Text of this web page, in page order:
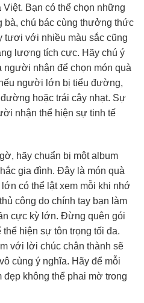
Việt. Bạn có thể chọn những
bà, chú bác cùng thưởng thức
tươi với nhiều màu sắc cũng
lượng tích cực. Hãy chú ý
người nhận để chọn món quà
người lớn bị tiểu đường,
hoặc trái cây nhạt. Sự
nhận thể hiện sự tinh tế
hãy chuẩn bị một album
gia đình. Đây là món quà
có thể lật xem mỗi khi nhớ
công do chính tay bạn làm
cực kỳ lớn. Đừng quên gói
hiện sự tôn trọng tối đa.
với lời chúc chân thành sẽ
cùng ý nghĩa. Hãy để mỗi
đẹp không thể phai mờ trong